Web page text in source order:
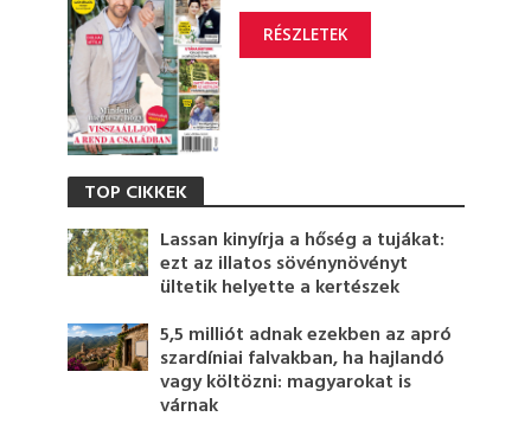
RÉSZLETEK
TOP CIKKEK
Lassan kinyírja a hőség a tujákat:
ezt az illatos sövénynövényt
ültetik helyette a kertészek
5,5 milliót adnak ezekben az apró
szardíniai falvakban, ha hajlandó
vagy költözni: magyarokat is
várnak